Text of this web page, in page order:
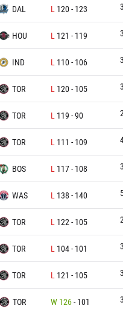
DAL L 120- 123
HOU L 121 - 119
IND L 110- 106
TOR L 120- 105
TOR L 119 -90
TOR L 111 - 109
BOS L 117- 108
WAS L 138 - 140
TOR L 122 - 105
TOR L 104- 101
TOR L 121 - 105
TOR W 126- 101